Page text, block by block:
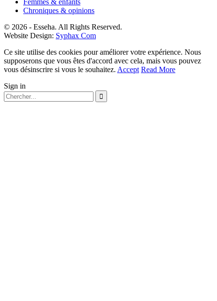
Femmes & enfants
Chroniques & opinions
© 2026 - Esseha. All Rights Reserved.
Website Design: Syphax Com
Ce site utilise des cookies pour améliorer votre expérience. Nous
supposerons que vous êtes d'accord avec cela, mais vous pouvez
vous désinscrire si vous le souhaitez. Accept Read More
Sign in